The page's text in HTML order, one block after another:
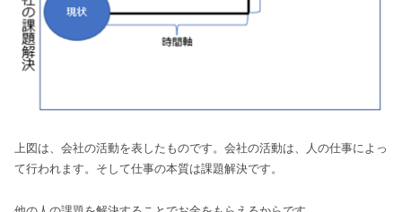
上図は、会社の活動を表したものです。会社の活動は、人の仕事によっ
て行われます。そして仕事の本質は課題解決です。